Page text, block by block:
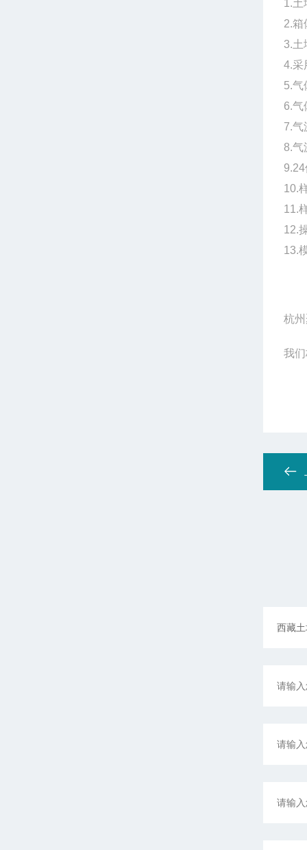
1.土
2.箱
3.土
4.采
5.气
6.气
7.气
8.气
10.
11.
12.
13.
杭
我